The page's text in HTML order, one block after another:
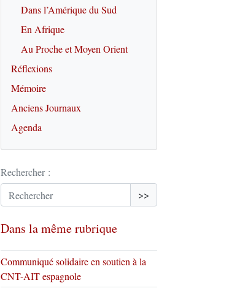
Dans l’Amérique du Sud
En Afrique
Au Proche et Moyen Orient
Réflexions
Mémoire
Anciens Journaux
Agenda
Rechercher :
>>
Dans la même rubrique
Communiqué solidaire en soutien à la
CNT-AIT espagnole